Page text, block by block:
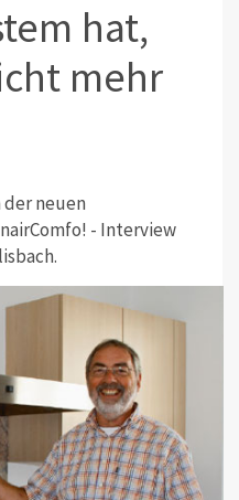
hat,
mehr
neuen
- Interview